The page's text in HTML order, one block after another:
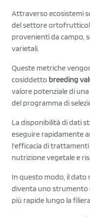
Attraverso ecosistemi
del settore
provenienti da campo,
varietali.
Queste metriche
cosiddetto breeding
valore potenziale di
del programma di
La disponibilità di dati
eseguire rapidamente
l'efficacia di
nutrizione vegetale e
In questo modo, il dato
diventa uno strumento
più rapide lungo la